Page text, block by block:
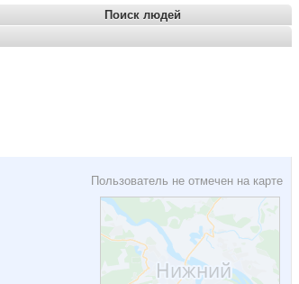
Поиск людей
Пользователь не отмечен на карте